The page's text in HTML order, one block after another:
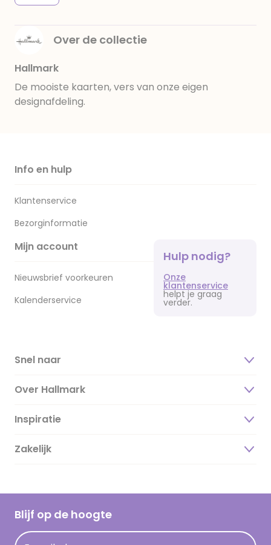
Over de collectie
Hallmark
De mooiste kaarten, vers van onze eigen
designafdeling.
Info en hulp
Klantenservice
Bezorginformatie
Mijn account
Nieuwsbrief voorkeuren
Kalenderservice
Hulp nodig?
Onze
klantenservice
helpt je graag
verder.
Snel naar
Over Hallmark
Over ons
Duurzaamheid
Hallmark Kaartclub
Acties
Inspiratie
Magazine
Cadeau inspiratie
Kaartinspiratie
Zakelijk
Blijf op de hoogte